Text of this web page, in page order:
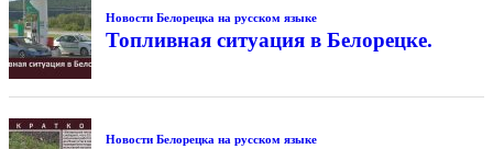
Новости Белорецка на русском языке
Топливная ситуация в Белорецке.
Новости Белорецка на русском языке